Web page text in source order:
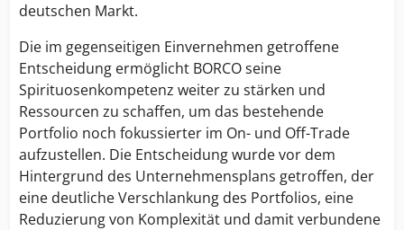
deutschen Markt.
Die im gegenseitigen Einvernehmen getroffene
Entscheidung ermöglicht BORCO seine
Spirituosenkompetenz weiter zu stärken und
Ressourcen zu schaffen, um das bestehende
Portfolio noch fokussierter im On- und Off-Trade
aufzustellen. Die Entscheidung wurde vor dem
Hintergrund des Unternehmensplans getroffen, der
eine deutliche Verschlankung des Portfolios, eine
Reduzierung von Komplexität und damit verbundene